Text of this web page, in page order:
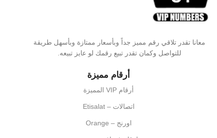
معانا تقدر تلاقي رقم مميز جداً وبأسعار ممتازة وبأسهل طريقة
للتواصل وكمان تقدر تبيع رقمك لو عايز تبيعه.
أرقام مميزة
أرقام VIP المميزة
اتصالات – Etisalat
اورنج – Orange